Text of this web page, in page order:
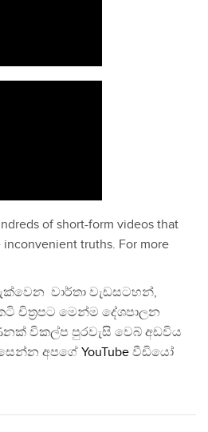
of short-form videos that
truths. For more
වාර්තා වැඩසටහන්,
චිත්‍රපට මෙන්ම දේශපාලන
විකල්ප පුරවැසි වෙබ් අඩවිය
අපගේ YouTube වීඩියෝ